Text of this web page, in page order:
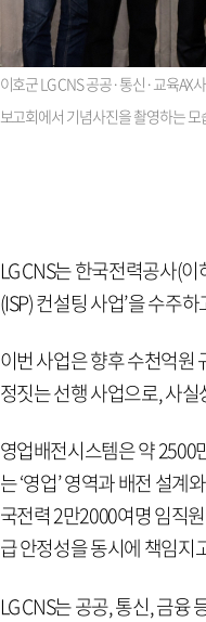
이호군 LG CNS 공공·통신·교육AX
보고회에서 기념사진을 촬영하는 모
LG CNS는 한국전력공사(
(ISP) 컨설팅 사업’을 수주
이번 사업은 향후 수천억원
정짓는 선행 사업으로, 사
영업배전시스템은 약 2500
는 ‘영업’ 영역과 배전 설계
국전력 2만2000여명 임직
급 안정성을 동시에 책임지
LG CNS는 공공, 통신, 금